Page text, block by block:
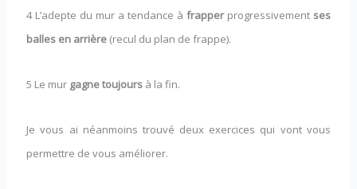
4 L’adepte du mur a tendance à frapperprogressivement ses
balles en arrière (recul du plan de frappe).
5 Le mur gagne toujours à la fin.
Je vous ai néanmoins trouvé deux exercices qui vont vous
permettre de vous améliorer.